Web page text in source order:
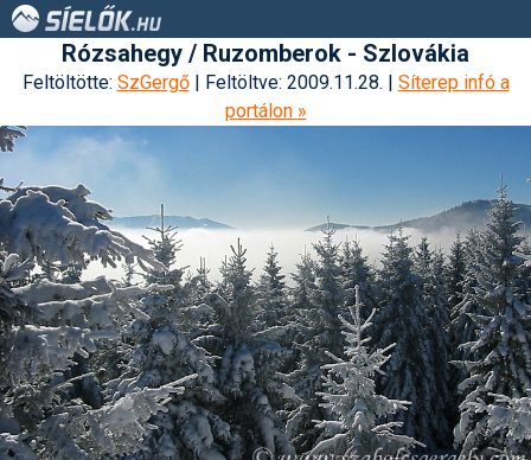
Rózsahegy / Ruzomberok - Szlovákia
Feltöltötte: SzGergő| Feltöltve: 2009.11.28. | Síterep infó a
portálon »